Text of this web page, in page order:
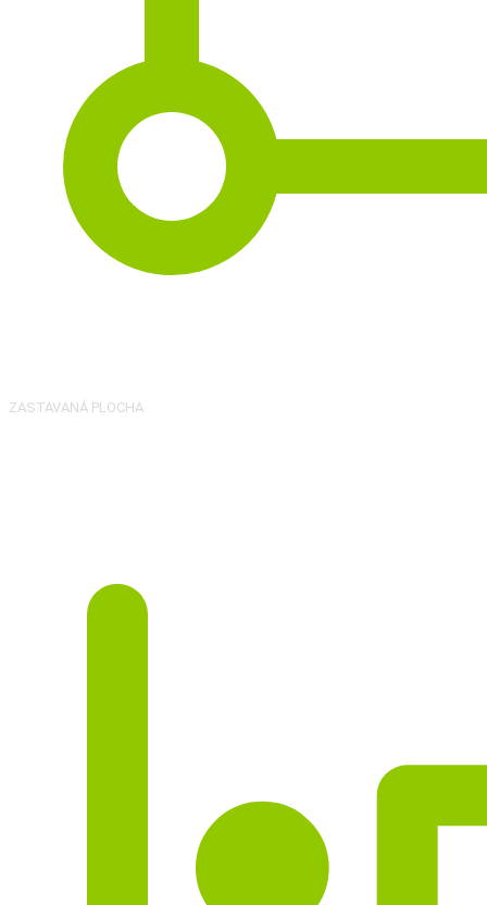
ZASTAVANÁ PLOCHA